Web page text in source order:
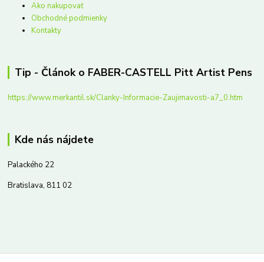
Ako nakupovať
Obchodné podmienky
Kontakty
Tip - Článok o FABER-CASTELL Pitt Artist Pens
https://www.merkantil.sk/Clanky-Informacie-Zaujimavosti-a7_0.htm
Kde nás nájdete
Palackého 22
Bratislava, 811 02